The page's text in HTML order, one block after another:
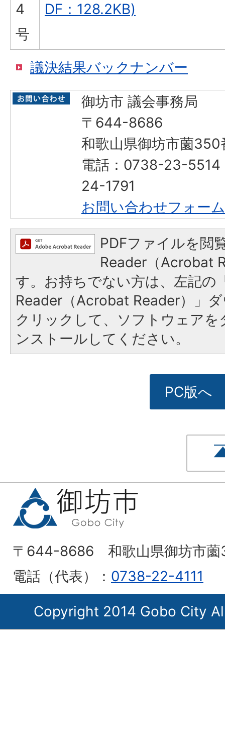
4
号
DF：128.2KB)
議決結果バックナンバー
御坊市 議会事務局
〒644-8686
和歌山県御坊市薗350
電話：0738-23-
24-1791
お問い合わせフォーム
PDFファイルを閲
Reader（Acrobat
す。お持ちでない方は、左記の
Reader（Acrobat Reader）」
クリックして、ソフトウェア
ンストールしてください。
PC版へ
〒644-8686 和歌山県御坊市薗
電話（代表）： 0738-22-4111
Copyright 2014 Gobo City